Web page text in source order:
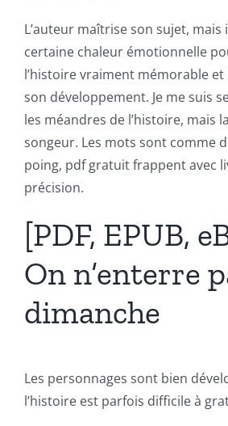
L’auteur maîtrise son sujet,
certaine chaleur émotionnelle
l’histoire vraiment mémorable
son développement. Je me suis
les méandres de l’histoire, mais
songeur. Les mots sont comme
poing, pdf gratuit frappent avec
précision.
[PDF, EPUB,
On n’enterre
dimanche
Les personnages sont bien
l’histoire est parfois difficile à